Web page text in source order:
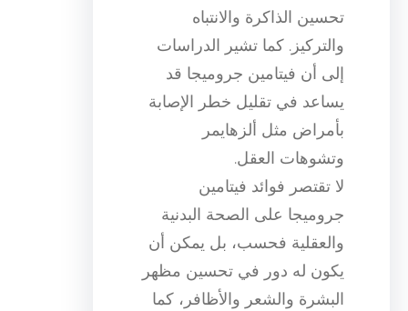
تحسين الذاكرة والانتباه
والتركيز. كما تشير الدراسات
إلى أن فيتامين جروميجا قد
يساعد في تقليل خطر الإصابة
بأمراض مثل ألزهايمر
وتشوهات العقل.
لا تقتصر فوائد فيتامين
جروميجا على الصحة البدنية
والعقلية فحسب، بل يمكن أن
يكون له دور في تحسين مظهر
البشرة والشعر والأظافر، كما